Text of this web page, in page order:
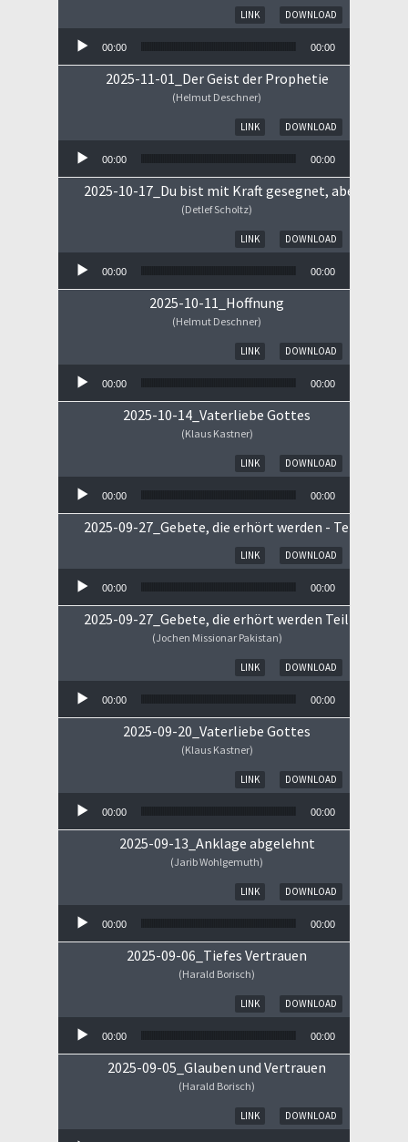
DOWNLOAD
LINK
00:00 00:00
2025-11-01_Der Geist der Prophetie
(Helmut Deschner)
DOWNLOAD
LINK
00:00 00:00
2025-10-17_Du bist mit Kraft gesegnet, aber ...
(Detlef Scholtz)
DOWNLOAD
LINK
00:00 00:00
2025-10-11_Hoffnung
(Helmut Deschner)
DOWNLOAD
LINK
00:00 00:00
2025-10-14_Vaterliebe Gottes
(Klaus Kastner)
DOWNLOAD
LINK
00:00 00:00
2025-09-27_Gebete, die erhört werden - Teil II
DOWNLOAD
LINK
00:00 00:00
2025-09-27_Gebete, die erhört werden Teil I
(Jochen Missionar Pakistan)
DOWNLOAD
LINK
00:00 00:00
2025-09-20_Vaterliebe Gottes
(Klaus Kastner)
DOWNLOAD
LINK
00:00 00:00
2025-09-13_Anklage abgelehnt
(Jarib Wohlgemuth)
DOWNLOAD
LINK
00:00 00:00
2025-09-06_Tiefes Vertrauen
(Harald Borisch)
DOWNLOAD
LINK
00:00 00:00
2025-09-05_Glauben und Vertrauen
(Harald Borisch)
DOWNLOAD
LINK